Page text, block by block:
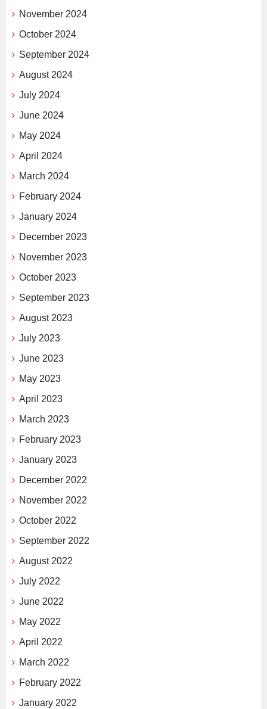
November 2024
October 2024
September 2024
August 2024
July 2024
June 2024
May 2024
April 2024
March 2024
February 2024
January 2024
December 2023
November 2023
October 2023
September 2023
August 2023
July 2023
June 2023
May 2023
April 2023
March 2023
February 2023
January 2023
December 2022
November 2022
October 2022
September 2022
August 2022
July 2022
June 2022
May 2022
April 2022
March 2022
February 2022
January 2022